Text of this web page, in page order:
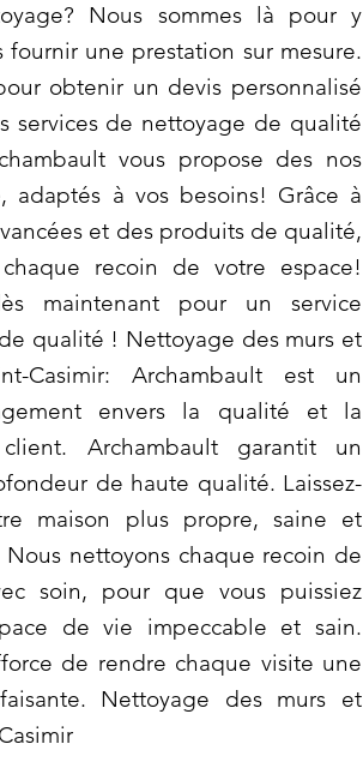
Nous sommes là pour y
une prestation sur mesure.
obtenir un devis personnalisé
services de nettoyage de qualité
vous propose des nos
adaptés à vos besoins! Grâce à
et des produits de qualité,
recoin de votre espace!
maintenant pour un service
qualité ! Nettoyage des murs et
Casimir: Archambault est un
envers la qualité et la
Archambault garantit un
de haute qualité. Laissez-
maison plus propre, saine et
nettoyons chaque recoin de
soin, pour que vous puissiez
de vie impeccable et sain.
de rendre chaque visite une
Nettoyage des murs et